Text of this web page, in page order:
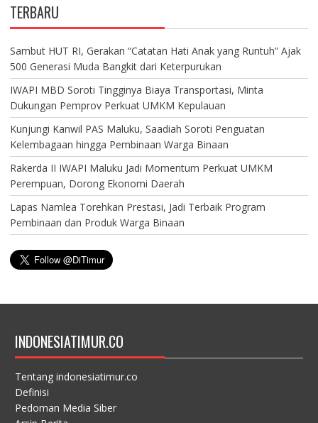
TERBARU
Sambut HUT RI, Gerakan “Catatan Hati Anak yang Runtuh” Ajak
500 Generasi Muda Bangkit dari Keterpurukan
IWAPI MBD Soroti Tingginya Biaya Transportasi, Minta
Dukungan Pemprov Perkuat UMKM Kepulauan
Kunjungi Kanwil PAS Maluku, Saadiah Soroti Penguatan
Kelembagaan hingga Pembinaan Warga Binaan
Rakerda II IWAPI Maluku Jadi Momentum Perkuat UMKM
Perempuan, Dorong Ekonomi Daerah
Lapas Namlea Torehkan Prestasi, Jadi Terbaik Program
Pembinaan dan Produk Warga Binaan
INDONESIATIMUR.CO
Tentang indonesiatimur.co
Definisi
Pedoman Media Siber